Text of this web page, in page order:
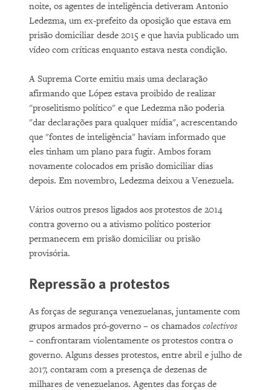
noite, os agentes de inteligência detiveram Antonio
Ledezma, um ex-prefeito da oposição que estava em
prisão domiciliar desde 2015 e que havia publicado um
vídeo com críticas enquanto estava nesta condição.
A Suprema Corte emitiu mais uma declaração
afirmando que López estava proibido de realizar
"proselitismo político" e que Ledezma não poderia
"dar declarações para qualquer mídia", acrescentando
que "fontes de inteligência" haviam informado que
eles tinham um plano para fugir. Ambos foram
novamente colocados em prisão domiciliar dias
depois. Em novembro, Ledezma deixou a Venezuela.
Vários outros presos ligados aos protestos de 2014
contra governo ou a ativismo político posterior
permanecem em prisão domiciliar ou prisão
provisória.
Repressão a protestos
As forças de segurança venezuelanas, juntamente com
grupos armados pró-governo – os chamados colectivos
– confrontaram violentamente os protestos contra o
governo. Alguns desses protestos, entre abril e julho de
2017, contaram com a presença de dezenas de
milhares de venezuelanos. Agentes das forças de